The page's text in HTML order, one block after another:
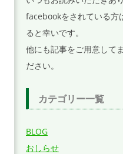
facebookをされている方
ると幸いです。
他にも記事をご用意して
ださい。
カテゴリー一覧
BLOG
おしらせ